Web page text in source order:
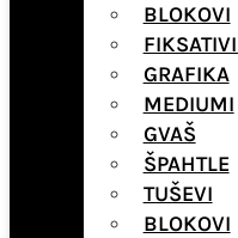
BLOKOVI
GRAFIKA
MEDIUMI
GVAŠ
ŠPAHTLE
TUŠEVI
BLOKOVI